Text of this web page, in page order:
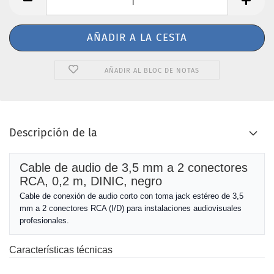
AÑADIR AL BLOC DE NOTAS
Descripción de la
Cable de audio de 3,5 mm a 2 conectores
RCA, 0,2 m, DINIC, negro
Cable de conexión de audio corto con toma jack estéreo de 3,5
mm a 2 conectores RCA (I/D) para instalaciones audiovisuales
profesionales.
Características técnicas